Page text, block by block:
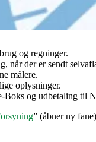
få et overblik over
i dit velkomstbrev.
og regninger.
når der er sendt
målere.
oplysninger.
Boks og udbetaling til
” (åbner ny fane)